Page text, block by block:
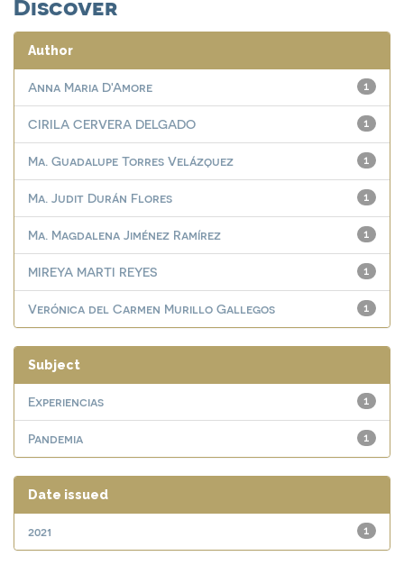
Discover
Author
1
Anna Maria D'Amore
1
CIRILA CERVERA DELGADO
1
Ma. Guadalupe Torres Velázquez
1
Ma. Judit Durán Flores
1
Ma. Magdalena Jiménez Ramírez
1
MIREYA MARTI REYES
1
Verónica del Carmen Murillo Gallegos
Subject
1
Experiencias
1
Pandemia
Date issued
1
2021